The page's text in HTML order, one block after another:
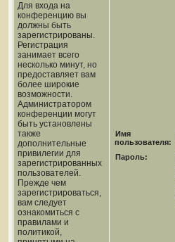
Для входа на
конференцию вы
должны быть
зарегистрированы.
Регистрация
занимает всего
несколько минут, но
предоставляет вам
более широкие
возможности.
Администратором
конференции могут
быть установлены
также
дополнительные
привилегии для
зарегистрированных
пользователей.
Прежде чем
зарегистрироваться,
вам следует
ознакомиться с
правилами и
политикой,
Имя
пользователя:
Пароль: